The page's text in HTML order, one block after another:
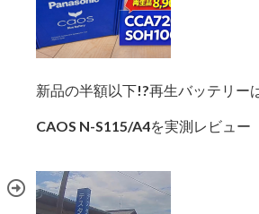
新品の半額以下!?再生バッテリー
CAOS N-S115/A4を実測レビュー